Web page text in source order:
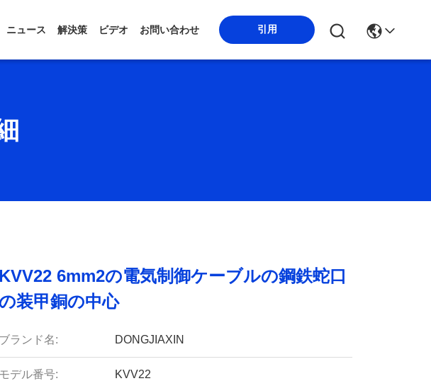
ニュース 解決策 ビデオ お問い合わせ 引用
KVV22 6mm2の電気制御ケーブルの鋼鉄蛇口
の装甲銅の中心
ブランド名: DONGJIAXIN
モデル番号: KVV22